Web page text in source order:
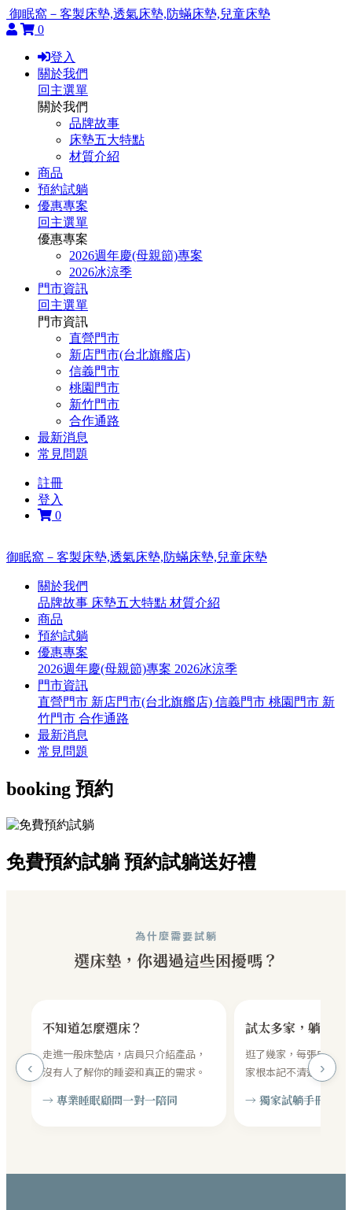
御眠窩－客製床墊,透氣床墊,防蟎床墊,兒童床墊
0
登入
關於我們
回主選單
關於我們
品牌故事
床墊五大特點
材質介紹
商品
預約試躺
優惠專案
回主選單
優惠專案
2026週年慶(母親節)專案
2026冰涼季
門市資訊
回主選單
門市資訊
直營門市
新店門市(台北旗艦店)
信義門市
桃園門市
新竹門市
合作通路
最新消息
常見問題
註冊
登入
0
御眠窩－客製床墊,透氣床墊,防蟎床墊,兒童床墊
關於我們
品牌故事 床墊五大特點 材質介紹
商品
預約試躺
優惠專案
2026週年慶(母親節)專案 2026冰涼季
門市資訊
直營門市 新店門市(台北旗艦店) 信義門市 桃園門市 新
竹門市 合作通路
最新消息
常見問題
booking 預約
免費預約試躺 預約試躺送好禮
為什麼需要試躺
選床墊，你遇過這些困擾嗎？
‹ ›
不知道怎麼選床？
走進一般床墊店，店員只介紹產品，
沒有人了解你的睡姿和真正的需求。
→ 專業睡眠顧問一對一陪同
試太多家，躺感全
逛了幾家，每張床感覺
家根本記不清楚哪張適
→ 獨家試躺手冊，逐